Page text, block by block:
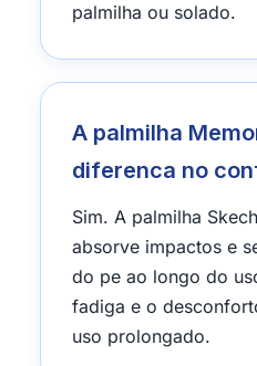
palmilha ou solado.
A palmilha
diferenca no
Sim. A palmilha
absorve impactos e
do pe ao longo do
fadiga e o
uso prolongado.